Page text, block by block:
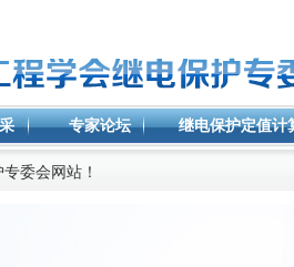
专家论坛 继电保护定值计
委会网站！